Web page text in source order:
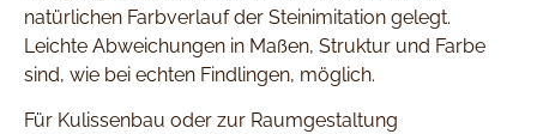
natürlichen Farbverlauf der Steinimitation gelegt.
Leichte Abweichungen in Maßen, Struktur und Farbe
sind, wie bei echten Findlingen, möglich.
Für Kulissenbau oder zur Raumgestaltung